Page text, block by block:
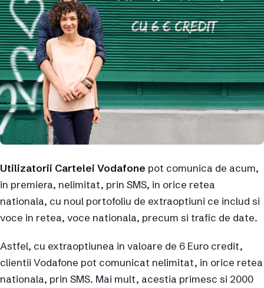
Utilizatorii Cartelei Vodafone pot comunica de acum,
in premiera, nelimitat, prin SMS, in orice retea
nationala, cu noul portofoliu de extraoptiuni ce includ si
voce in retea, voce nationala, precum si trafic de date.
Astfel, cu extraoptiunea in valoare de 6 Euro credit,
clientii Vodafone pot comunicat nelimitat, in orice retea
nationala, prin SMS. Mai mult, acestia primesc si 2000